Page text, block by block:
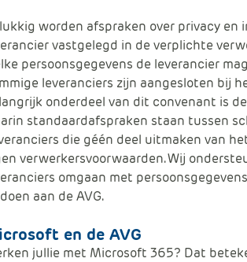
worden afspraken over privacy
vastgelegd in de verplichte
persoonsgegevens de leverancier
leveranciers zijn aangesloten bij
onderdeel van dit convenant is
standaardafspraken staan tussen
die géén deel uitmaken van
verwerkersvoorwaarden. Wij
omgaan met
aan de AVG.
en de AVG
jullie met Microsoft 365? Dat